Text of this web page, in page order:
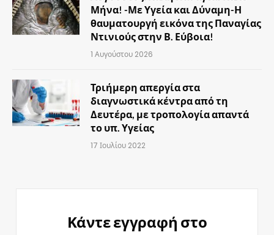
Μήνα! -Με Υγεία και Δύναμη-Η
θαυματουργή εικόνα της Παναγίας
Ντινιούς στην Β. Εύβοια!
1 Αυγούστου 2026
Τριήμερη απεργία στα
διαγνωστικά κέντρα από τη
Δευτέρα, με τροπολογία απαντά
το υπ. Υγείας
17 Ιουλίου 2022
Κάντε εγγραφή στο